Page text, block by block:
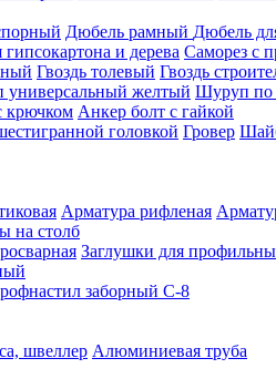
Дюбель рамный Дюбель
и дерева Саморез с
Гвоздь толевый Гвоздь
желтый Шуруп по
крючком Анкер болт с гайкой
головкой Гровер
Арматура рифленая
на столб
Заглушки для
заборный С-8
швеллер Алюминиевая труба